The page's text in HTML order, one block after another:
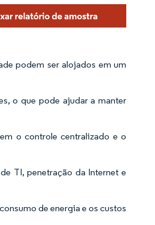
podem ser alojados em um
o que pode ajudar a manter
o controle centralizado e o
TI, penetração da Internet e
de energia e os custos